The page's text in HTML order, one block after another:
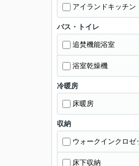
アイランドキッチン
バス・トイレ
追焚機能浴室
浴室乾燥機
冷暖房
床暖房
収納
ウォークインクロゼ
床下収納